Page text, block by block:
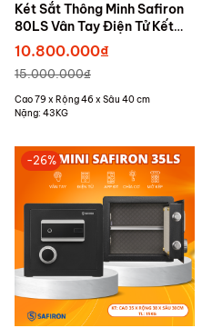
Két Sắt Thông Minh Safiron
80LS Vân Tay Điện Tử Kết
Nối APP Điện Thoại
10.800.000₫
15.000.000₫
Cao 79 x Rộng 46 x Sâu 40 cm
Nặng: 43KG
-26%